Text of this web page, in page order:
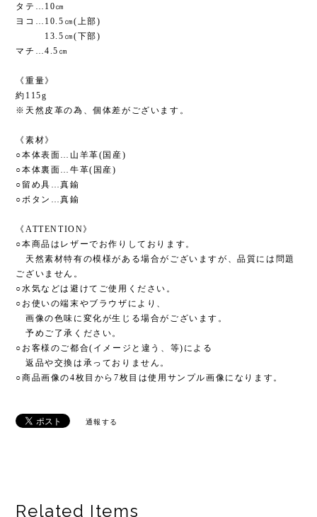
タテ…10㎝
ヨコ…10.5㎝(上部)
13.5㎝(下部)
マチ…4.5㎝
《重量》
約115g
※天然皮革の為、個体差がございます。
《素材》
○本体表面…山羊革(国産)
○本体裏面…牛革(国産)
○留め具…真鍮
○ボタン…真鍮
《ATTENTION》
○本商品はレザーでお作りしております。
天然素材特有の模様がある場合がございますが、品質には問題
ございません。
○水気などは避けてご使用ください。
○お使いの端末やブラウザにより、
画像の色味に変化が生じる場合がございます。
予めご了承ください。
○お客様のご都合(イメージと違う、等)による
返品や交換は承っておりません。
○商品画像の4枚目から7枚目は使用サンプル画像になります。
通報する
Related Items